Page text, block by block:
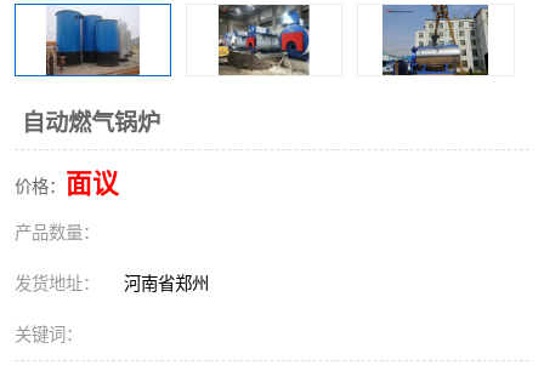
自动燃气锅炉
价格： 面议
产品数量：
发货地址： 河南省郑州
关键词：